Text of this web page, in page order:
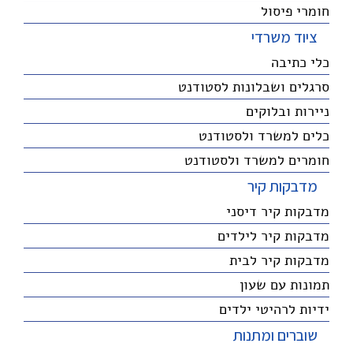
חומרי פיסול
ציוד משרדי
כלי כתיבה
סרגלים ושבלונות לסטודנט
ניירות ובלוקים
כלים למשרד ולסטודנט
חומרים למשרד ולסטודנט
מדבקות קיר
מדבקות קיר דיסני
מדבקות קיר לילדים
מדבקות קיר לבית
תמונות עם שעון
ידיות לרהיטי ילדים
שוברים ומתנות